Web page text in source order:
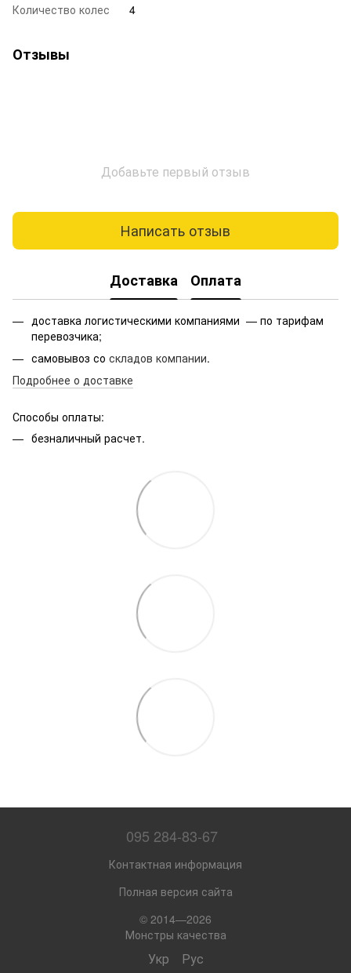
Количество колес
4
Отзывы
Добавьте первый отзыв
Написать отзыв
Доставка Оплата
доставка логистическими компаниями — по тарифам
перевозчика;
самовывоз со складов компании.
Подробнее о доставке
Способы оплаты:
безналичный расчет.
095 284-83-67
Контактная информация
Полная версия сайта
© 2014—2026
Монстры качества
Укр Рус